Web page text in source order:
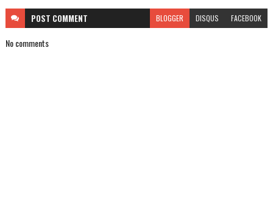
POST COMMENT BLOGGER DISQUS FACEBOOK
No comments